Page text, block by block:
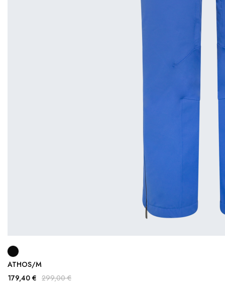
ATHOS/M
179,40 € 299,00 €